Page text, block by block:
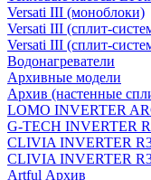
Versati III (моноблоки)
Versati III (сплит-
Versati III (сплит-
Водонагреватели
Архивные модели
Архив (настенные
LOMO INVERTER
G-TECH INVERTER
CLIVIA INVERTER
CLIVIA INVERTER
Artful Архив